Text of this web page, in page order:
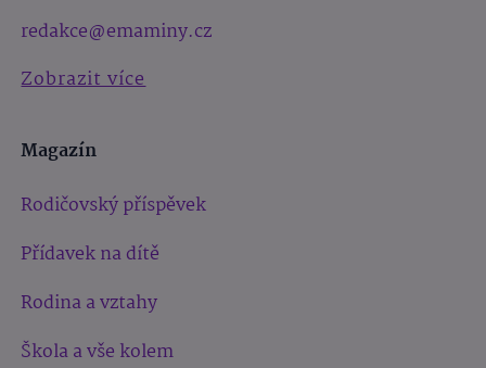
redakce@emaminy.cz
Zobrazit více
Magazín
Rodičovský příspěvek
Přídavek na dítě
Rodina a vztahy
Škola a vše kolem